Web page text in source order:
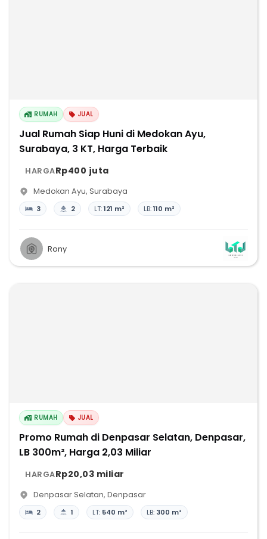
RUMAH JUAL
Jual Rumah Siap Huni di Medokan Ayu,
Surabaya, 3 KT, Harga Terbaik
HARGARp400 juta
Medokan Ayu, Surabaya
3 2 LT:121 m² LB:110 m²
Rony
RUMAH JUAL
Promo Rumah di Denpasar Selatan, Denpasar,
LB 300m², Harga 2,03 Miliar
HARGARp20,03 miliar
Denpasar Selatan, Denpasar
2 1 LT: 540 m² LB: 300 m²